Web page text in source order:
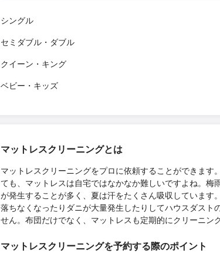
シングル
セミダブル・ダブル
クイーン・キング
ベビー・キッズ
マットレスクリーニングとは
マットレスクリーニングをプロに依頼することができます
ても、マットレスは自宅ではなかなか難しいですよね。梅
が発生することが多く、夏は汗をたくさん吸収しています
落ちなくなったりダニが大量発生したりしてハウスダスト
せん。布団だけでなく、マットレスも定期的にクリーニン
マットレスクリーニングを予約する際のポイント